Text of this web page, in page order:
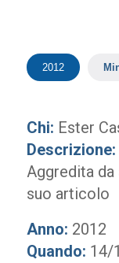
2012
Chi: Ester
Descrizione:
Aggredita
suo articolo
Anno: 2012
Quando: 14/